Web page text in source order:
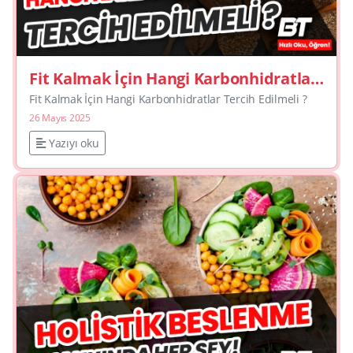
Fit Kalmak İçin Hangi Karbonhidratlar
Tercih Edilmeli ?
Fit Kalmak İçin Hangi Karbonhidratlar Tercih Edilmeli ?
26 Mayıs 2025
Yazıyı oku